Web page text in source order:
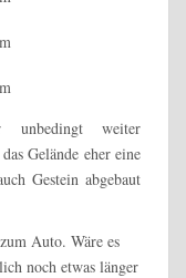
unbedingt weiter
Gelände eher eine
Gestein abgebaut
Auto. Wäre es
noch etwas länger